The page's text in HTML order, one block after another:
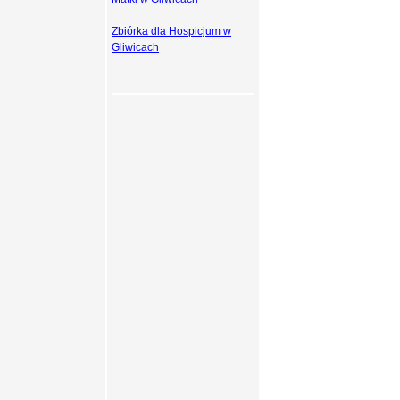
Zbiórka dla Hospicjum w
Gliwicach